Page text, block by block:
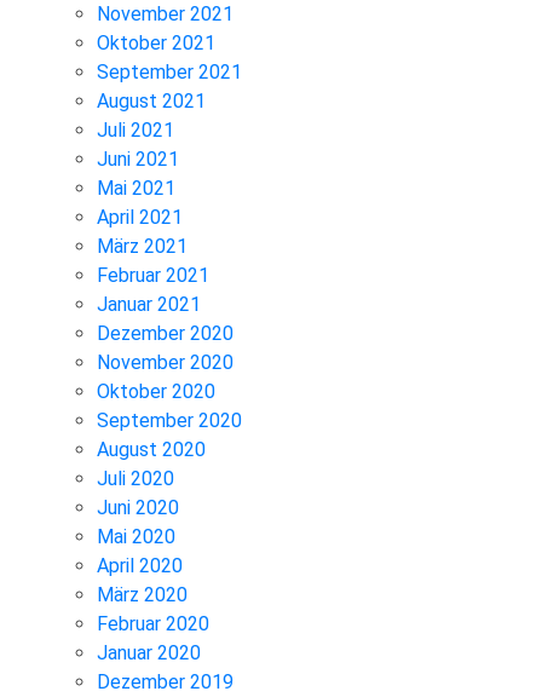
November 2021
Oktober 2021
September 2021
August 2021
Juli 2021
Juni 2021
Mai 2021
April 2021
März 2021
Februar 2021
Januar 2021
Dezember 2020
November 2020
Oktober 2020
September 2020
August 2020
Juli 2020
Juni 2020
Mai 2020
April 2020
März 2020
Februar 2020
Januar 2020
Dezember 2019